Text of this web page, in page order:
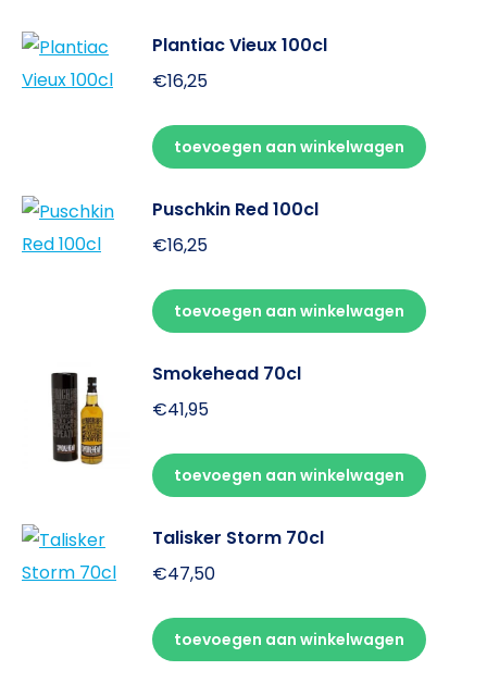
Plantiac Vieux 100cl
€16,25
toevoegen aan winkelwagen
Puschkin Red 100cl
€16,25
toevoegen aan winkelwagen
Smokehead 70cl
€41,95
toevoegen aan winkelwagen
Talisker Storm 70cl
€47,50
toevoegen aan winkelwagen